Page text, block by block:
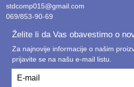
stdcomp015@gmail.com
069/853-90-69
Želite li da Vas obavestimo o
Za najnovije informacije o našim
prijavite se na našu e-mail listu.
E-mail